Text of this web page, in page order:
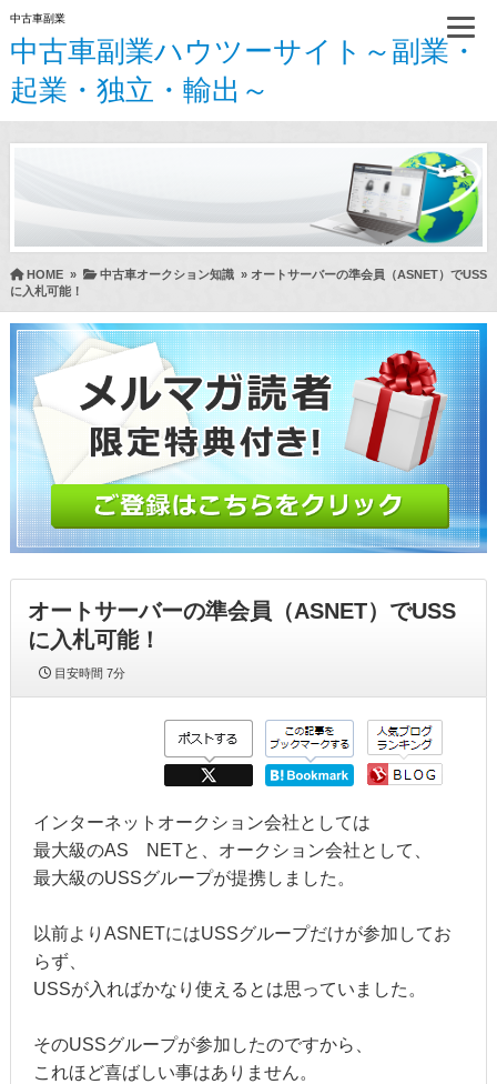
中古車副業
中古車副業ハウツーサイト～副業・
起業・独立・輸出～
HOME» 中古車オークション知識» オートサーバーの準会員（ASNET）でUSS
に入札可能！
オートサーバーの準会員（ASNET）でUSS
に入札可能！
目安時間7分
インターネットオークション会社としては
最大級のAS NETと、オークション会社として、
最大級のUSSグループが提携しました。
以前よりASNETにはUSSグループだけが参加してお
らず、
USSが入ればかなり使えるとは思っていました。
そのUSSグループが参加したのですから、
これほど喜ばしい事はありません。